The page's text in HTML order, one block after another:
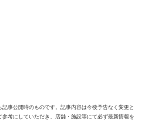
事公開時のものです。記事内容は今後予告なく変更と
考にしていただき、店舗・施設等にて必ず最新情報を